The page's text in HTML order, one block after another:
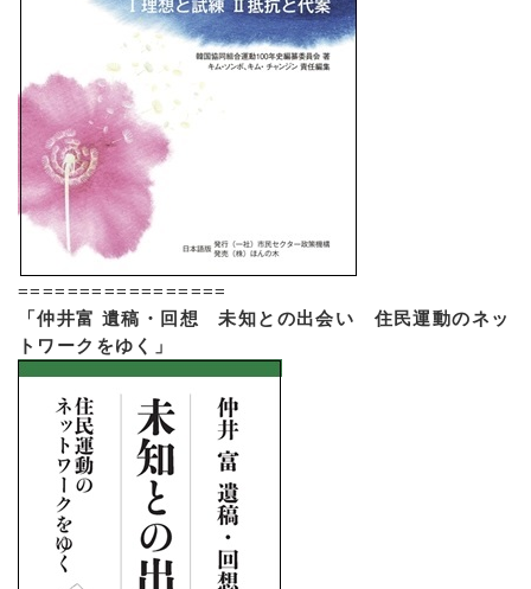
=================
「仲井富 遺稿・回想 未知との出会い 住民運動のネッ
トワークをゆく」